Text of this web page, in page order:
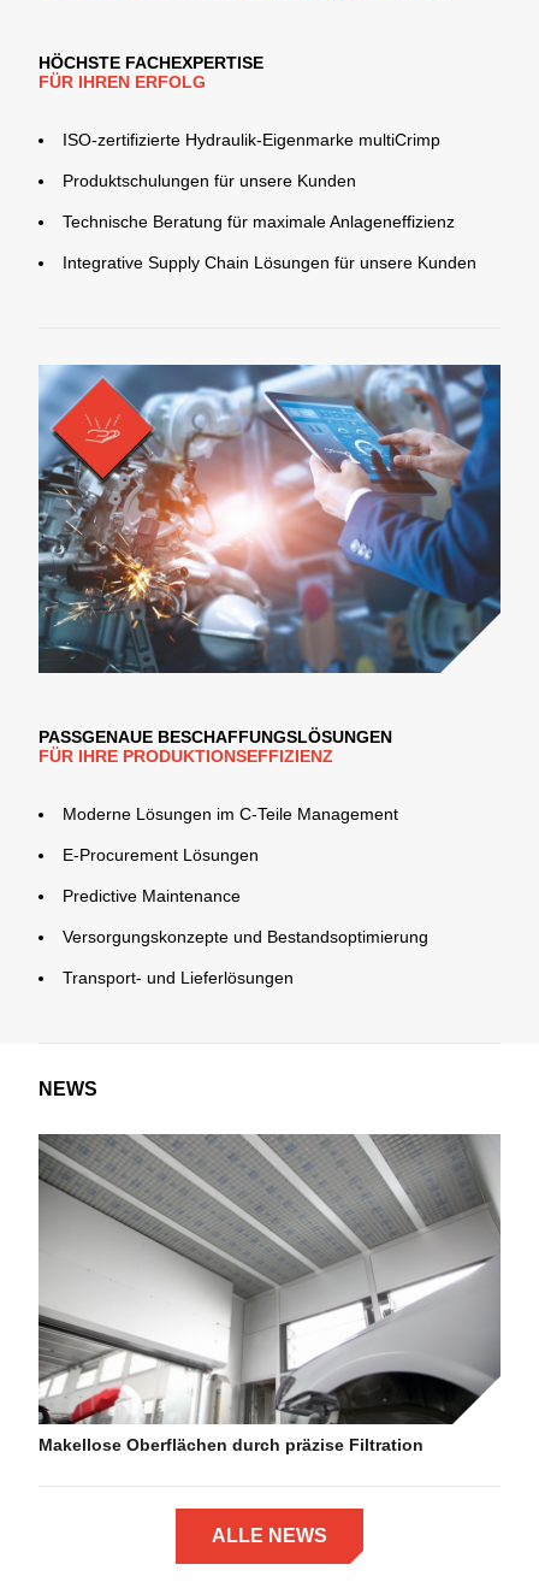
HÖCHSTE FACHEXPERTISE
FÜR IHREN ERFOLG
ISO-zertifizierte Hydraulik-Eigenmarke multiCrimp
Produktschulungen für unsere Kunden
Technische Beratung für maximale Anlageneffizienz
Integrative Supply Chain Lösungen für unsere Kunden
PASSGENAUE BESCHAFFUNGSLÖSUNGEN
FÜR IHRE PRODUKTIONSEFFIZIENZ
Moderne Lösungen im C-Teile Management
E-Procurement Lösungen
Predictive Maintenance
Versorgungskonzepte und Bestandsoptimierung
Transport- und Lieferlösungen
NEWS
Makellose Oberflächen durch präzise Filtration
ALLE NEWS